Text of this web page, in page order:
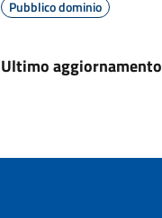
Pubblico dominio
Ultimo aggiornamento